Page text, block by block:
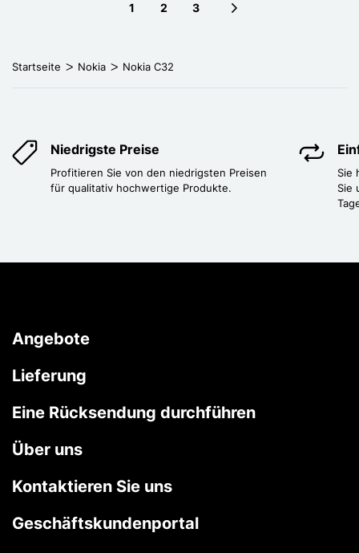
1 2 3
Startseite Nokia Nokia C32
Niedrigste Preise
Profitieren Sie von den niedrigsten Preisen
für qualitativ hochwertige Produkte.
Sie
Sie
Angebote
Lieferung
Eine Rücksendung durchführen
Über uns
Kontaktieren Sie uns
Geschäftskundenportal